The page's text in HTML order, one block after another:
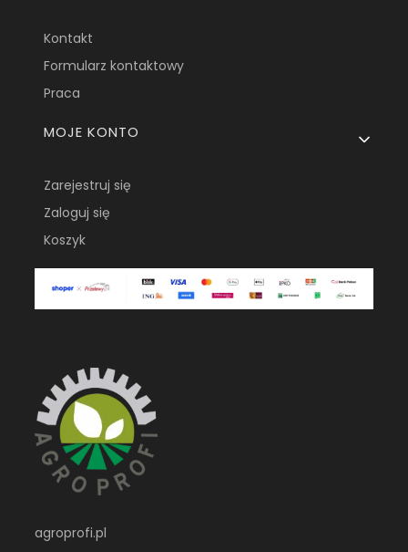
Kontakt
Formularz kontaktowy
Praca
MOJE KONTO
Zarejestruj się
Zaloguj się
Koszyk
agroprofi.pl